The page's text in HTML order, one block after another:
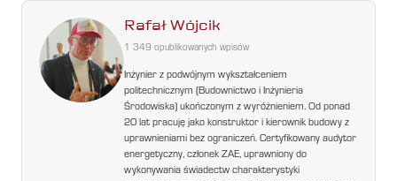
Rafał Wójcik
1 349 opublikowanych wpisów
Inżynier z podwójnym wykształceniem
politechnicznym (Budownictwo i Inżynieria
Środowiska) ukończonym z wyróżnieniem. Od ponad
20 lat pracuję jako konstruktor i kierownik budowy z
uprawnieniami bez ograniczeń. Certyfikowany audytor
energetyczny, członek ZAE, uprawniony do
wykonywania świadectw charakterystyki